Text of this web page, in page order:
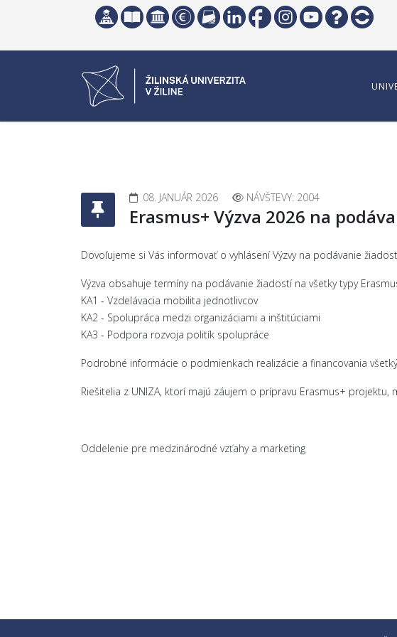
08. JANUÁR 2026 NÁVŠTEVY: 2004
Erasmus+ Výzva 2026 na
Dovoľujeme si Vás informovať o vyhlásení Výzvy na podávanie
Výzva obsahuje termíny na podávanie žiadostí na všetky typy
KA1 - Vzdelávacia mobilita jednotlivcov
KA2 - Spolupráca medzi organizáciami a inštitúciami
KA3 - Podpora rozvoja politík spolupráce
Podrobné informácie o podmienkach realizácie a financovania
Riešitelia z UNIZA, ktorí majú záujem o prípravu Erasmus+
Oddelenie pre medzinárodné vzťahy a marketing